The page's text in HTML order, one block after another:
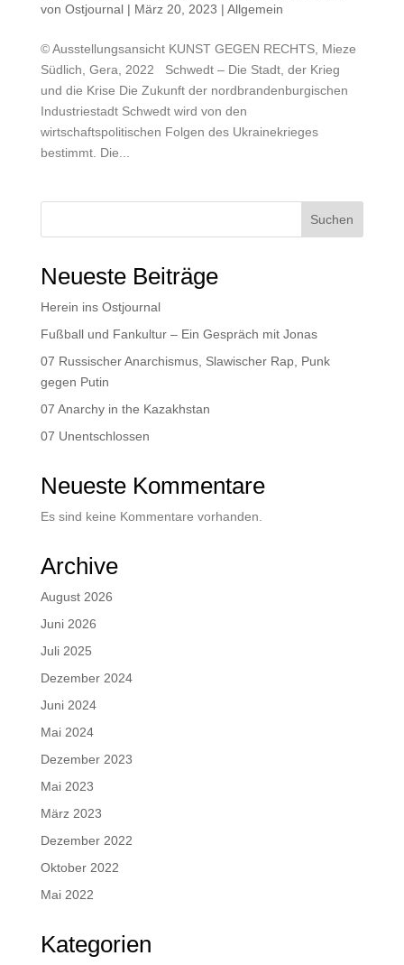
von Ostjournal| März 20, 2023 | Allgemein
© Ausstellungsansicht KUNST GEGEN RECHTS, Mieze
Südlich, Gera, 2022 Schwedt – Die Stadt, der Krieg
und die Krise Die Zukunft der nordbrandenburgischen
Industriestadt Schwedt wird von den
wirtschaftspolitischen Folgen des Ukrainekrieges
bestimmt. Die...
Suchen
Neueste Beiträge
Herein ins Ostjournal
Fußball und Fankultur – Ein Gespräch mit Jonas
07 Russischer Anarchismus, Slawischer Rap, Punk
gegen Putin
07 Anarchy in the Kazakhstan
07 Unentschlossen
Neueste Kommentare
Es sind keine Kommentare vorhanden.
Archive
August 2026
Juni 2026
Juli 2025
Dezember 2024
Juni 2024
Mai 2024
Dezember 2023
Mai 2023
März 2023
Dezember 2022
Oktober 2022
Mai 2022
Kategorien